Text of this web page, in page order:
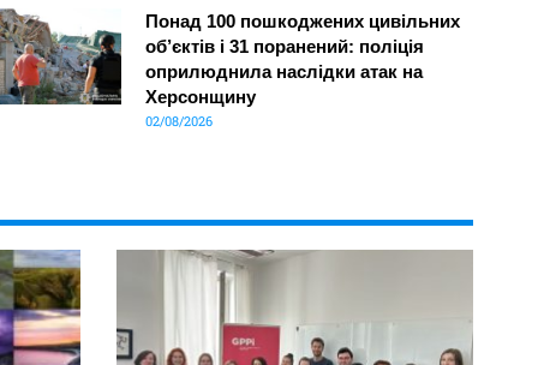
Понад 100 пошкоджених цивільних
об’єктів і 31 поранений: поліція
оприлюднила наслідки атак на
Херсонщину
02/08/2026